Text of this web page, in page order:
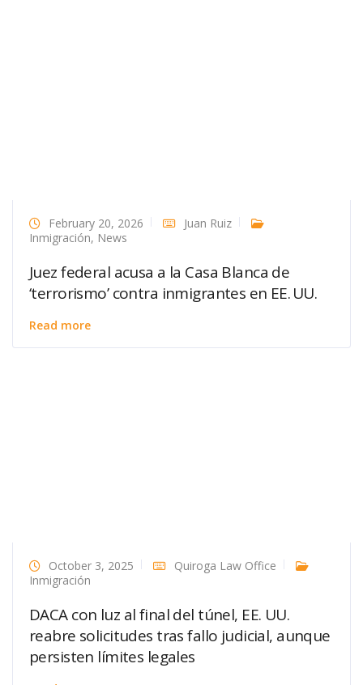
February 20, 2026
Juan Ruiz
Inmigración, News
Juez federal acusa a la Casa Blanca de
‘terrorismo’ contra inmigrantes en EE. UU.
Read more
October 3, 2025
Quiroga Law Office
Inmigración
DACA con luz al final del túnel, EE. UU.
reabre solicitudes tras fallo judicial, aunque
persisten límites legales